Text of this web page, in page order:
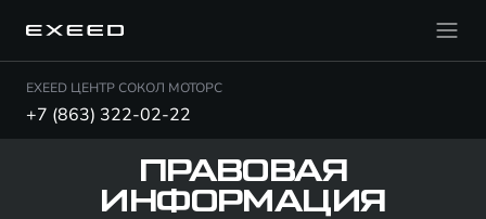
EXEED ЦЕНТР СОКОЛ МОТОРС
+7 (863) 322-02-22
ПРАВОВАЯ
ИНФОРМАЦИЯ